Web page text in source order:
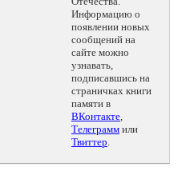
Информацию о
появлении новых
сообщений на
сайте можно
узнавать,
подписавшись на
страничках книги
памяти в
ВКонтакте,
Телеграмм или
Твиттер.